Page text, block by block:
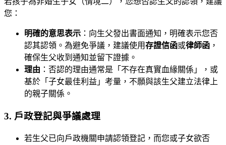
您：
明確的意思表示 ：向生父發出書面通知，明確表示您否
認其認領。為避免爭議，建議使用存證信函或律師函 ，
確保生父收到通知並留下證據。
理由 ：否認的理由通常是「不存在真實血緣關係」，或
基於「子女最佳利益」考量，不願與該生父建立法律上
的親子關係。
3. 戶政登記與爭議處理
若生父已向戶政機關申請認領登記，而您或子女欲否